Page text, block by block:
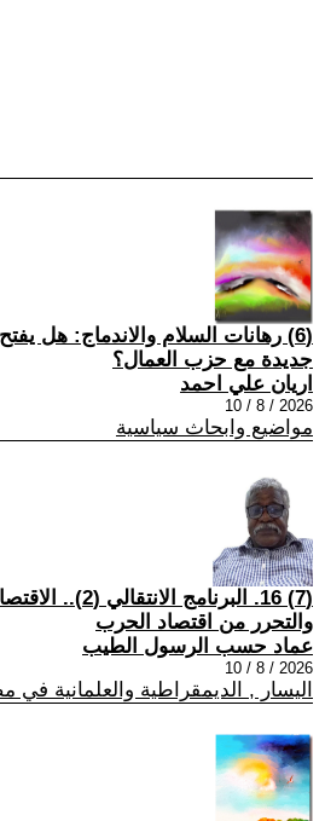
(6) رهانات السلام والاندماج: هل
جديدة مع حزب العمال؟
اريان علي احمد
2026 / 8 / 10
مواضيع وابحاث سياسية
(7) 16. البرنامج
والتحرر من اقتصاد الحرب
عماد حسب الرسول الطيب
2026 / 8 / 10
اليسار , الديمقراطية والعلمانية